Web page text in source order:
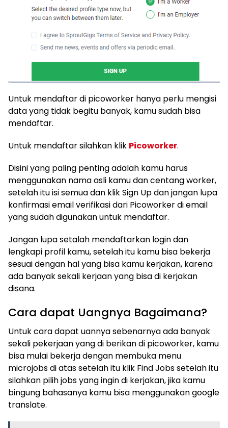
Untuk mendaftar di picoworker hanya perlu mengisi
data yang tidak begitu banyak, kamu sudah bisa
mendaftar.
Untuk mendaftar silahkan klik Picoworker.
Disini yang paling penting adalah kamu harus
menggunakan nama asli kamu dan centang worker,
setelah itu isi semua dan klik Sign Up dan jangan lupa
konfirmasi email verifikasi dari Picoworker di email
yang sudah digunakan untuk mendaftar.
Jangan lupa setalah mendaftarkan login dan
lengkapi profil kamu, setelah itu kamu bisa bekerja
sesuai dengan hal yang bisa kamu kerjakan, karena
ada banyak sekali kerjaan yang bisa di kerjakan
disana.
Cara dapat Uangnya Bagaimana?
Untuk cara dapat uannya sebenarnya ada banyak
sekali pekerjaan yang di berikan di picoworker, kamu
bisa mulai bekerja dengan membuka menu
microjobs di atas setelah itu klik Find Jobs setelah itu
silahkan pilih jobs yang ingin di kerjakan, jika kamu
bingung bahasanya kamu bisa menggunakan google
translate.